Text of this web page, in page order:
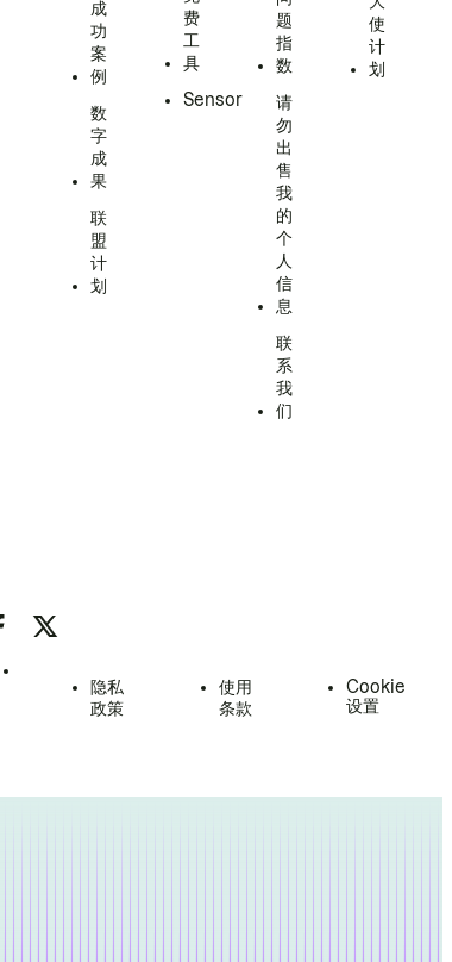
成
功
案
例
数
字
成
果
联
盟
计
划
费
工
具
Sensor
题
指
数
请
勿
出
售
我
的
个
人
信
息
联
系
我
们
使
计
划
隐私
政策
使用
条款
Cookie
设置